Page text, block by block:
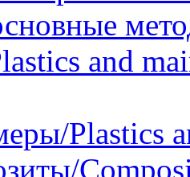
and
Plastics